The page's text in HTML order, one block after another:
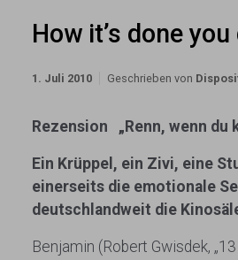
How it’s done
1. Juli 2010 Geschrieben von
Rezension „Renn, wenn du
Ein Krüppel, ein Zivi, eine
einerseits die emotionale
deutschlandweit die
Benjamin (Robert Gwisdek,